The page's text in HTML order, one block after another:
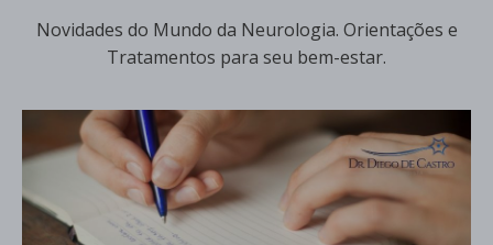
Novidades do Mundo da Neurologia. Orientações e
Tratamentos para seu bem-estar.